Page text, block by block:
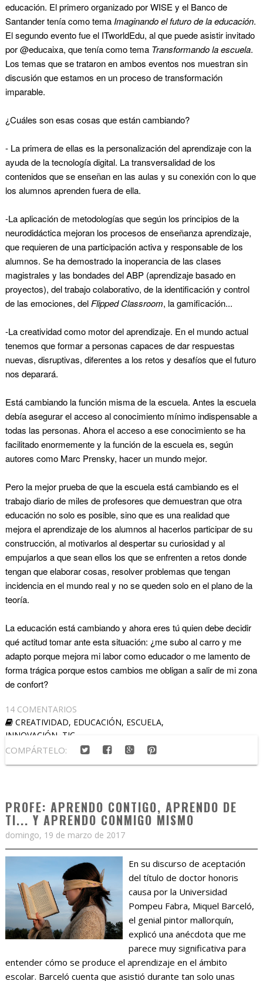
educación. El primero organizado por WISE y el Banco de
Santander tenía como tema Imaginando el futuro de la educación.
El segundo evento fue el ITworldEdu, al que puede asistir invitado
por @educaixa, que tenía como tema Transformando la escuela.
Los temas que se trataron en ambos eventos nos muestran sin
discusión que estamos en un proceso de transformación
imparable.
¿Cuáles son esas cosas que están cambiando?
- La primera de ellas es la personalización del aprendizaje con la
ayuda de la tecnología digital. La transversalidad de los
contenidos que se enseñan en las aulas y su conexión con lo que
los alumnos aprenden fuera de ella.
-La aplicación de metodologías que según los principios de la
neurodidáctica mejoran los procesos de enseñanza aprendizaje,
que requieren de una participación activa y responsable de los
alumnos. Se ha demostrado la inoperancia de las clases
magistrales y las bondades del ABP (aprendizaje basado en
proyectos), del trabajo colaborativo, de la identificación y control
de las emociones, del Flipped Classroom, la gamificación...
-La creatividad como motor del aprendizaje. En el mundo actual
tenemos que formar a personas capaces de dar respuestas
nuevas, disruptivas, diferentes a los retos y desafíos que el futuro
nos deparará.
Está cambiando la función misma de la escuela. Antes la escuela
debía asegurar el acceso al conocimiento mínimo indispensable a
todas las personas. Ahora el acceso a ese conocimiento se ha
facilitado enormemente y la función de la escuela es, según
autores como Marc Prensky, hacer un mundo mejor.
Pero la mejor prueba de que la escuela está cambiando es el
trabajo diario de miles de profesores que demuestran que otra
educación no solo es posible, sino que es una realidad que
mejora el aprendizaje de los alumnos al hacerlos participar de su
construcción, al motivarlos al despertar su curiosidad y al
empujarlos a que sean ellos los que se enfrenten a retos donde
tengan que elaborar cosas, resolver problemas que tengan
incidencia en el mundo real y no se queden solo en el plano de la
teoría.
La educación está cambiando y ahora eres tú quien debe decidir
qué actitud tomar ante esta situación: ¿me subo al carro y me
adapto porque mejora mi labor como educador o me lamento de
forma trágica porque estos cambios me obligan a salir de mi zona
de confort?
14 COMENTARIOS
CREATIVIDAD, EDUCACIÓN, ESCUELA,
INNOVACIÓN TIC
COMPÁRTELO:
PROFE: APRENDO CONTIGO, APRENDO DE
TI... Y APRENDO CONMIGO MISMO
domingo, 19 de marzo de 2017
En su discurso de aceptación
del título de doctor honoris
causa por la Universidad
Pompeu Fabra, Miquel Barceló,
el genial pintor mallorquín,
explicó una anécdota que me
parece muy significativa para
entender cómo se produce el aprendizaje en el ámbito
escolar. Barceló cuenta que asistió durante tan solo unas